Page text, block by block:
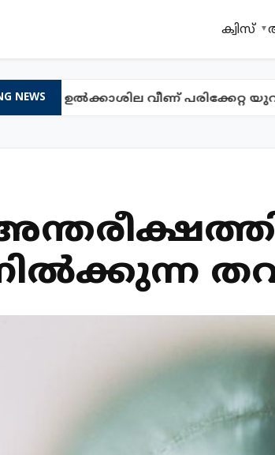
ക്വിസ്
NEWSഉൽക്കാശില വീണ് പരിക്കേറ്റ